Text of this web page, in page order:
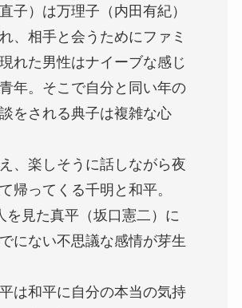
子）は万理子（内田有紀）
、相手と会うためにファミ
れた男性はナイーブな感じ
年。そこで自分と同い年の
をされる典子は複雑な心
、楽しそうに話しながら夜
帰ってくる千明と和平。
を見た真平（坂口憲二）に
にない不思議な感情が芽生
は和平に自分の本当の気持